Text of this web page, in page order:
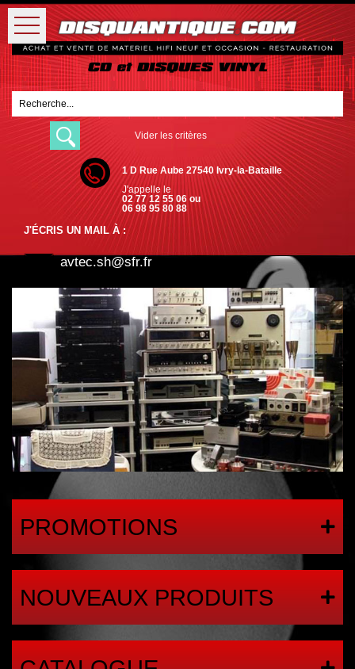
Vider les critères
1 D Rue Aube 27540 Ivry-la-Bataille
J'appelle le
02 77 12 55 06 ou
06 98 95 80 88
J'ÉCRIS UN MAIL À :
avtec.sh@sfr.fr
PROMOTIONS
NOUVEAUX PRODUITS